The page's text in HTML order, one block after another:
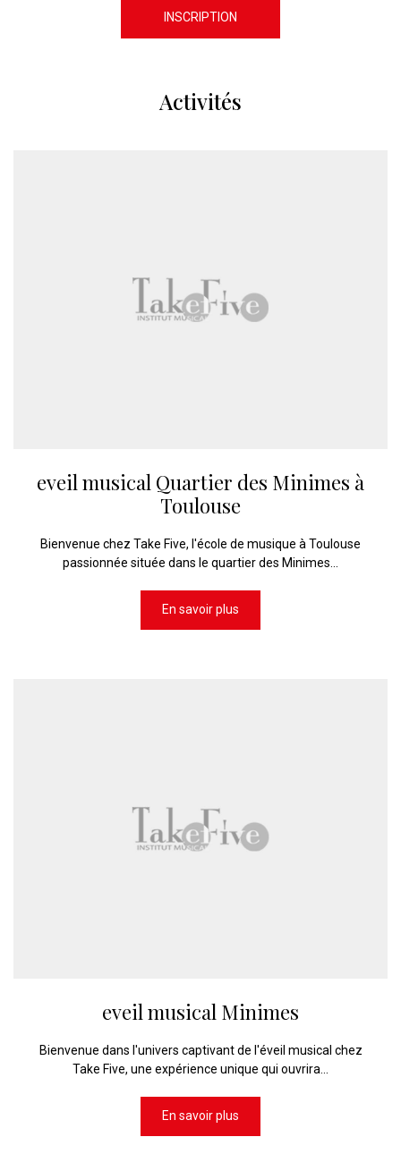
INSCRIPTION
Activités
eveil musical Quartier des Minimes à
Toulouse
Bienvenue chez Take Five, l'école de musique à Toulouse
passionnée située dans le quartier des Minimes...
En savoir plus
eveil musical Minimes
Bienvenue dans l'univers captivant de l'éveil musical chez
Take Five, une expérience unique qui ouvrira...
En savoir plus